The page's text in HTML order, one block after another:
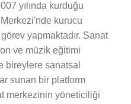
yılında kurduğu
kurucu
yapmaktadır. Sanat
ve müzik eğitimi
bireylere sanatsal
sunan bir platform
merkezinin yöneticiliği